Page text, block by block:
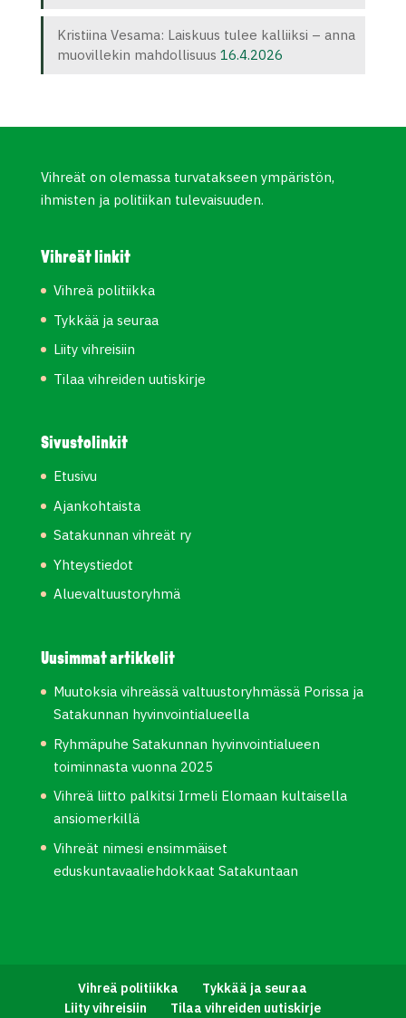
Kristiina Vesama: Laiskuus tulee kalliiksi – anna
muovillekin mahdollisuus 16.4.2026
Vihreät on olemassa turvatakseen ympäristön,
ihmisten ja politiikan tulevaisuuden.
Vihreät linkit
Vihreä politiikka
Tykkää ja seuraa
Liity vihreisiin
Tilaa vihreiden uutiskirje
Sivustolinkit
Etusivu
Ajankohtaista
Satakunnan vihreät ry
Yhteystiedot
Aluevaltuustoryhmä
Uusimmat artikkelit
Muutoksia vihreässä valtuustoryhmässä Porissa ja
Satakunnan hyvinvointialueella
Ryhmäpuhe Satakunnan hyvinvointialueen
toiminnasta vuonna 2025
Vihreä liitto palkitsi Irmeli Elomaan kultaisella
ansiomerkillä
Vihreät nimesi ensimmäiset
eduskuntavaaliehdokkaat Satakuntaan
Vihreä politiikka
Tykkää ja seuraa
Liity vihreisiin
Tilaa vihreiden uutiskirje